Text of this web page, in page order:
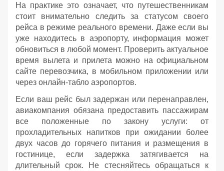
На практике это означает, что путешественникам
стоит внимательно следить за статусом своего
рейса в режиме реального времени. Даже если вы
уже находитесь в аэропорту, информация может
обновиться в любой момент. Проверить актуальное
время вылета и прилета можно на официальном
сайте перевозчика, в мобильном приложении или
через онлайн-табло аэропортов.
Если ваш рейс был задержан или перенаправлен,
авиакомпания обязана предоставить пассажирам
все положенные по закону услуги: от
прохладительных напитков при ожидании более
двух часов до горячего питания и размещения в
гостинице, если задержка затягивается на
длительный срок. Не стесняйтесь обращаться к